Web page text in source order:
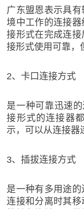
广东盟恩表示具
境中工作的连接
接形式在完成连
接形式使用可靠，
2、卡口连接方式
是一种可靠迅速
接形式的连接器
示，可以从连接器
3、插拔连接方式
是一种有多用途
连接和分离时其